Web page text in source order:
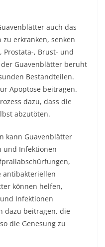
auch das
zu erkranken, senken
Prostata-, Brust- und
Guavenblätter beruht
Bestandteilen.
Apoptose beitragen.
dazu, dass die
abzutöten.
kann Guavenblätter
und Infektionen
antibakteriellen
können helfen,
Infektionen
dazu beitragen, die
die Genesung zu